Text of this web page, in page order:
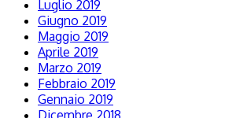
Luglio 2019
Giugno 2019
Maggio 2019
Aprile 2019
Marzo 2019
Febbraio 2019
Gennaio 2019
Dicembre 2018